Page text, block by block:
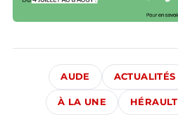
AUDE ACTUALITÉS
À LA UNE HÉRAULT